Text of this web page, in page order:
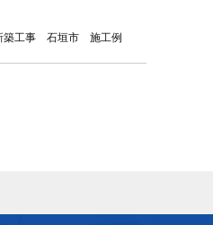
築工事 石垣市 施工例